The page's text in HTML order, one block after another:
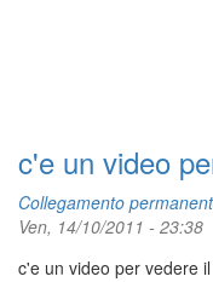
c'e un video
Collegamento
Ven, 14/10/2011 - 23:38
c'e un video per vedere